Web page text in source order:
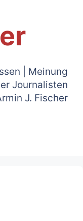
| Meinung
Journalisten
J. Fischer